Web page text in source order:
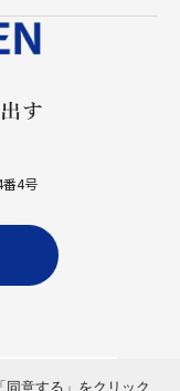
4号
意する」をクリック